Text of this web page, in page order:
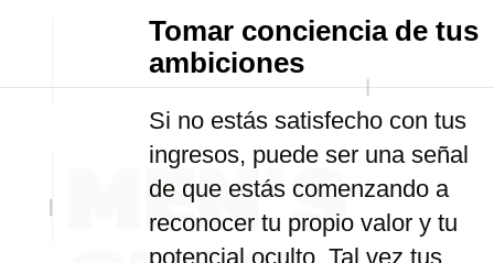
Tomar conciencia de tus
ambiciones
Si no estás satisfecho con tus
ingresos, puede ser una señal
de que estás comenzando a
reconocer tu propio valor y tu
potencial oculto. Tal vez tus